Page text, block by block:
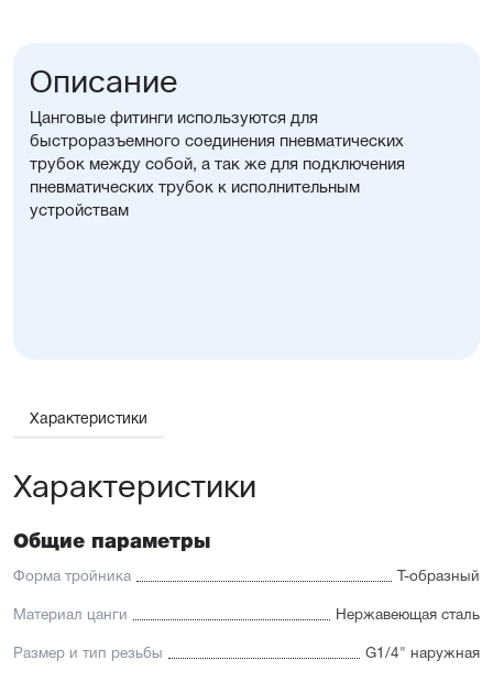
Описание
Цанговые фитинги используются для
быстроразъемного соединения пневматических
трубок между собой, а так же для подключения
пневматических трубок к исполнительным
устройствам
Характеристики
Характеристики
Общие параметры
Форма тройника Т-образный
Материал цанги Нержавеющая сталь
Размер и тип резьбы G1/4" наружная